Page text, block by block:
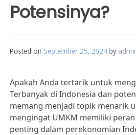
Potensinya?
Posted on September 25, 2024 by
Apakah Anda tertarik untuk
Terbanyak di Indonesia dan
memang menjadi topik menarik
mengingat UMKM memiliki
penting dalam perekonomian